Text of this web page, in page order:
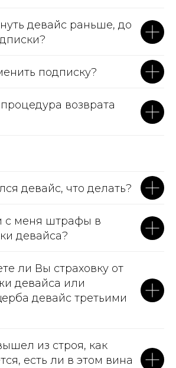
девайс раньше, до
подписку?
возврата
девайс, что делать?
с меня штрафы в
девайса?
ли Вы страховку от
девайса или
девайс третьими
из строя, как
есть ли в этом вина